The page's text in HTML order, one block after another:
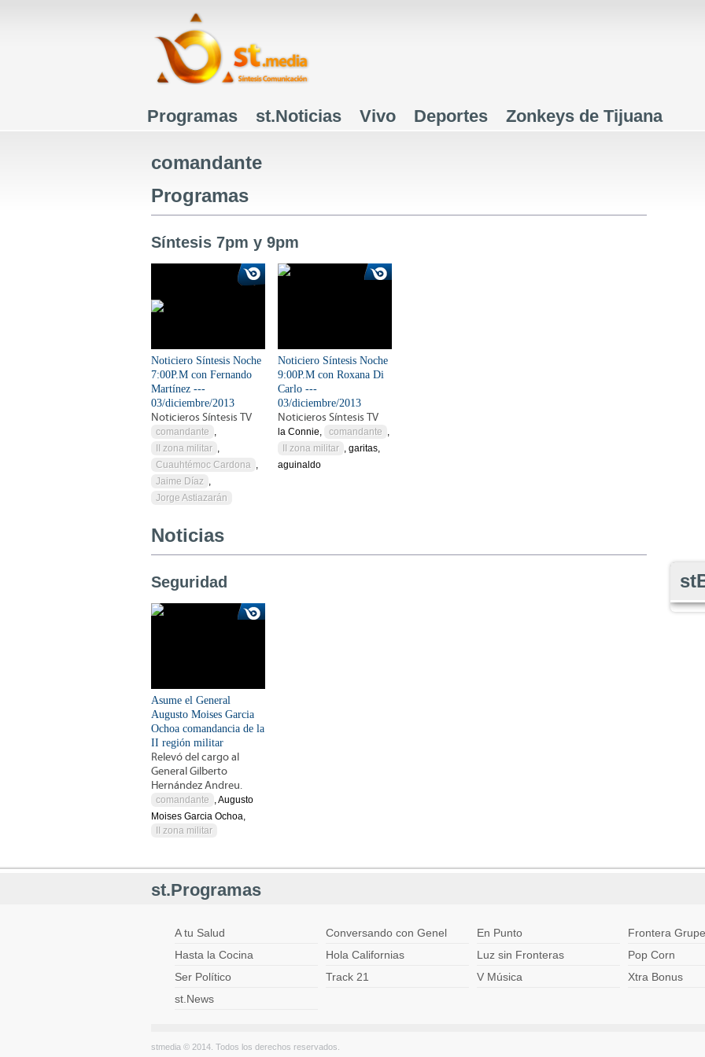
Menú principal
Programas st.Noticias Vivo Deportes Zonkeys de Tijuana
comandante
Programas
Síntesis 7pm y 9pm
Noticiero Síntesis Noche
7:00P.M con Fernando
Martínez ---
03/diciembre/2013
Noticieros Síntesis TV
comandante ,
II zona militar ,
Cuauhtémoc Cardona ,
Jaime Díaz ,
Jorge Astiazarán
Noticiero Síntesis Noche
9:00P.M con Roxana Di
Carlo ---
03/diciembre/2013
Noticieros Síntesis TV
la Connie, comandante ,
II zona militar , garitas,
aguinaldo
Noticias
Seguridad
Asume el General
Augusto Moises Garcia
Ochoa comandancia de la
II región militar
Relevó del cargo al
General Gilberto
Hernández Andreu.
comandante , Augusto
Moises Garcia Ochoa,
II zona militar
st.Programas
A tu Salud Conversando con Genel En Punto
Frontera
Hasta la Cocina
Hola Californias Luz sin Fronteras
Pop Corn
Ser Político
Track 21 V Música
Xtra Bonus
st.News
stmedia © 2014. Todos los derechos reservados.